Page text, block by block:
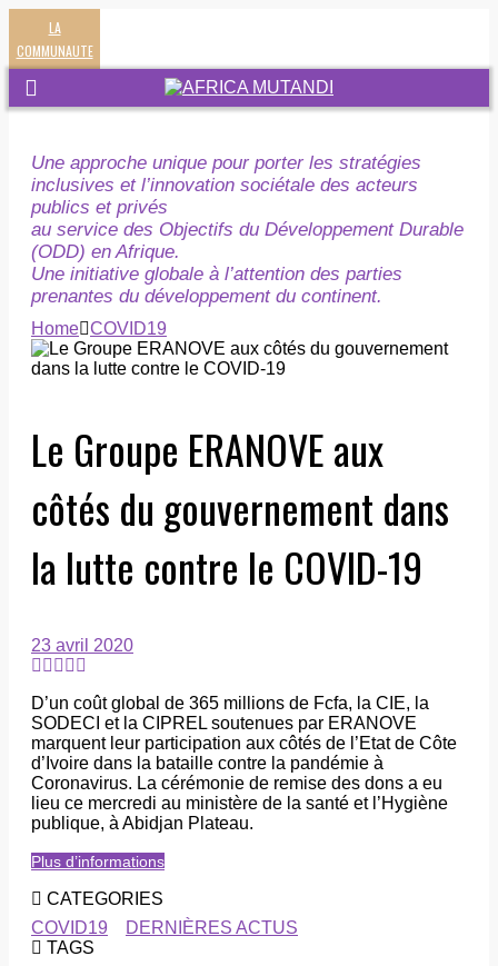
LA
COMMUNAUTE
Une approche unique pour porter les stratégies
inclusives et l’innovation sociétale des acteurs
publics et privés
au service des Objectifs du Développement Durable
(ODD) en Afrique.
Une initiative globale à l’attention des parties
prenantes du développement du continent.
Home COVID19
Le Groupe ERANOVE aux
côtés du gouvernement dans
la lutte contre le COVID-19
23 avril 2020
D’un coût global de 365 millions de Fcfa, la CIE, la
SODECI et la CIPREL soutenues par ERANOVE
marquent leur participation aux côtés de l’Etat de Côte
d’Ivoire dans la bataille contre la pandémie à
Coronavirus. La cérémonie de remise des dons a eu
lieu ce mercredi au ministère de la santé et l’Hygiène
publique, à Abidjan Plateau.
Plus d’informations
CATEGORIES
COVID19
DERNIÈRES ACTUS
TAGS